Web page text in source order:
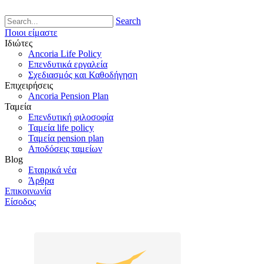
Search
Ποιοι είμαστε
Ιδιώτες
Ancoria Life Policy
Επενδυτικά εργαλεία
Σχεδιασμός και Καθοδήγηση
Επιχειρήσεις
Ancoria Pension Plan
Ταμεία
Επενδυτική φιλοσοφία
Ταμεία life policy
Ταμεία pension plan
Αποδόσεις ταμείων
Blog
Εταιρικά νέα
Άρθρα
Επικοινωνία
Είσοδος